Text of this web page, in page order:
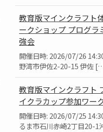
教育版マインクラフト
ークショップ プログ
強会
開催日時: 2026/07/26
野湾市伊佐2-20-15 伊佐
教育版マインクラフト
イクラカップ参加ワー
開催日時: 2026/07/25
るま市石川赤崎2丁目20-